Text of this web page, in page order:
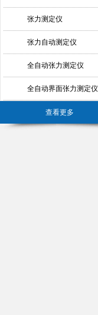
张力测定仪
张力自动测定仪
全自动张力测定仪
全自动界面张力测定仪
查看更多